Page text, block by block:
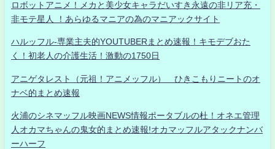
ロボットアニメ！メカと美少女キャラだいすき永遠の非リア充・
非モテ星人 ！あらゆるマニアの為のマニアックサイト
ハルッフル-専業主夫的YOUTUBERまとめ速報！キモデブおた
く！初老人の介護生活！激動の1750日
アニゲタレスト（元祖！アニメッフル） ひきこもりニートのオ
ナベ的まとめ速報
火浦のシネマッフル映画NEWS情報ポータブルの杜！オネエ管理
人オカマちゃんの鬼女的まとめ速報!オカマッフルアタックナンバ
ーハーフ